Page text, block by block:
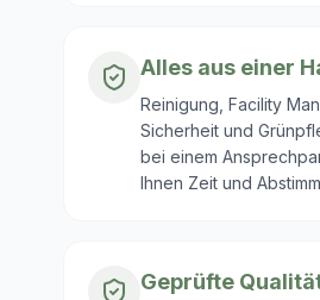
Alles aus einer
Reinigung, Facility
Sicherheit und
bei einem
Ihnen Zeit und
Geprüfte